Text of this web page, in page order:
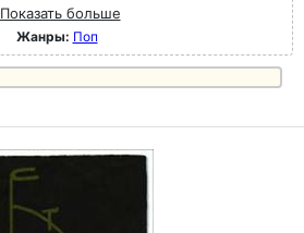
Показать больше
Жанры: Поп